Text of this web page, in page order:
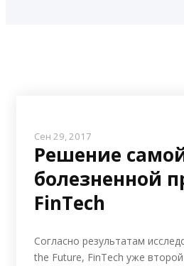
Сен 29, 2017
Решение
болезненной
FinTech
Согласно результатам
the Future, FinTech уже